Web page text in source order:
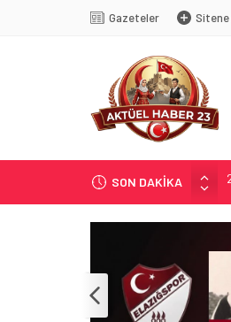
Gazeteler Sitene
SON DAKİKA